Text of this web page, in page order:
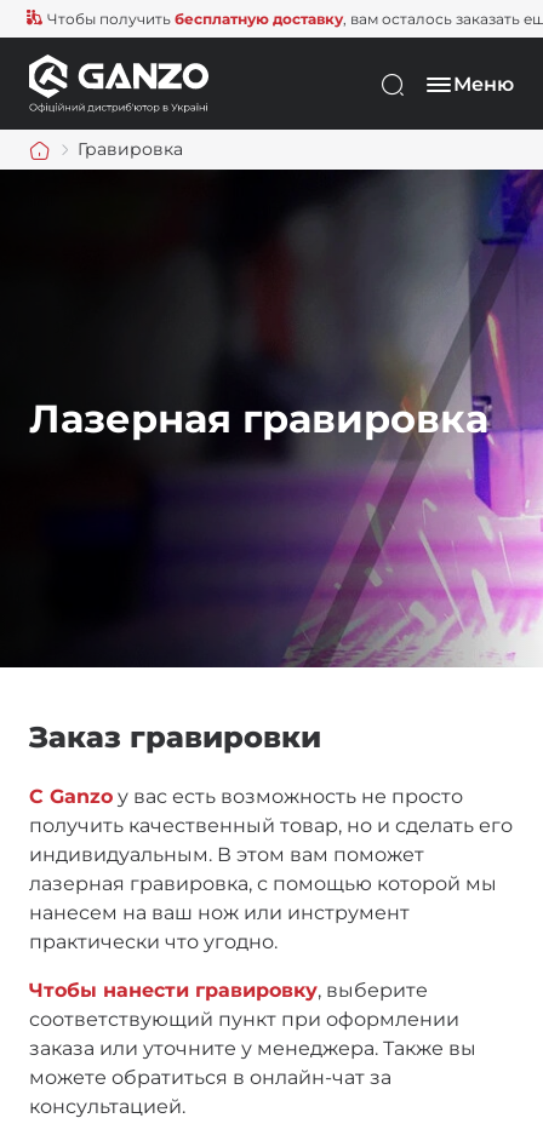
Чтобы получитьбесплатную доставку, вам осталось заказать еще на
Меню
Гравировка
Лазерная гравировка
Заказ гравировки
С Ganzo у вас есть возможность не просто
получить качественный товар, но и сделать его
индивидуальным. В этом вам поможет
лазерная гравировка, с помощью которой мы
нанесем на ваш нож или инструмент
практически что угодно.
Чтобы нанести гравировку, выберите
соответствующий пункт при оформлении
заказа или уточните у менеджера. Также вы
можете обратиться в онлайн-чат за
консультацией.